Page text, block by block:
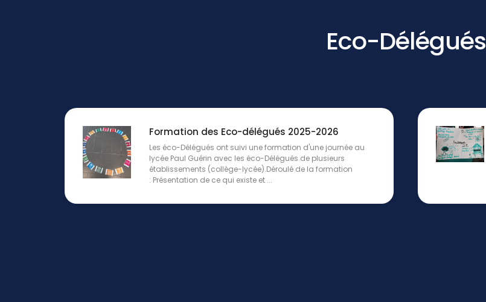
Eco-Délégués
Formation des Eco-délégués 2025-2026
Les éco-Délégués ont suivi une formation d'une journée au
lycée Paul Guérin avec les éco-Délégués de plusieurs
établissements (collège-lycée).Déroulé de la formation
: Présentation de ce qui existe et ...